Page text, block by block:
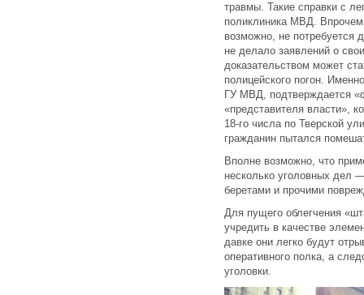
травмы. Такие справки с
поликлиника МВД.
возможно, не потребуется
не делало заявлений о
доказательством может
полицейского погон.
ГУ МВД, подтверждается
«представителя власти»,
18-го числа по Тверской
гражданин пытался
Вполне возможно, что
несколько уголовных дел
беретами и прочими
Для пущего облегчения
учредить в качестве
давке они легко будут
оперативного полка, а
уголовки.